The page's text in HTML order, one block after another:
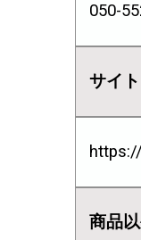
050-
サイ
商品